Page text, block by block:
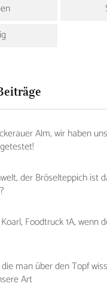
Alm, wir haben
der Bröselteppich ist
Foodtruck 1A, wenn
man über den Topf
Art